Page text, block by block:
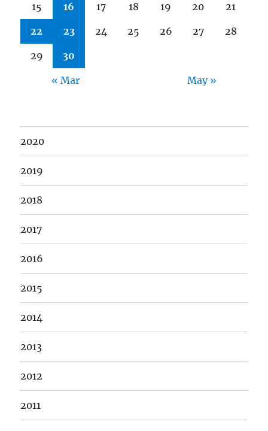
15 16 17 18 19 20 21
22 23 24 25 26 27 28
29 30
« Mar May »
2020
2019
2018
2017
2016
2015
2014
2013
2012
2011